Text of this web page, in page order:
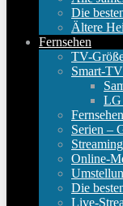
Die
Ältere
Fernsehen
TV-
Smart-
LG
Serien –
Online-
Die
Live-